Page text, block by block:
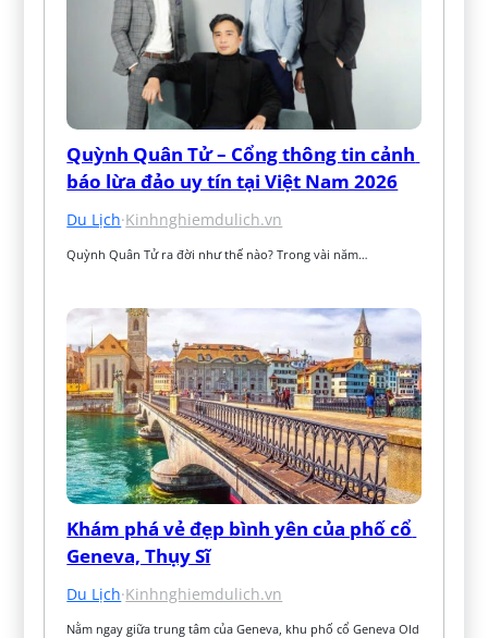
Quỳnh Quân Tử – Cổng thông tin cảnh
báo lừa đảo uy tín tại Việt Nam 2026
Du Lịch·Kinhnghiemdulich.vn
Quỳnh Quân Tử ra đời như thế nào? Trong vài năm…
Khám phá vẻ đẹp bình yên của phố cổ
Geneva, Thụy Sĩ
Du Lịch·Kinhnghiemdulich.vn
Nằm ngay giữa trung tâm của Geneva, khu phố cổ Geneva Old